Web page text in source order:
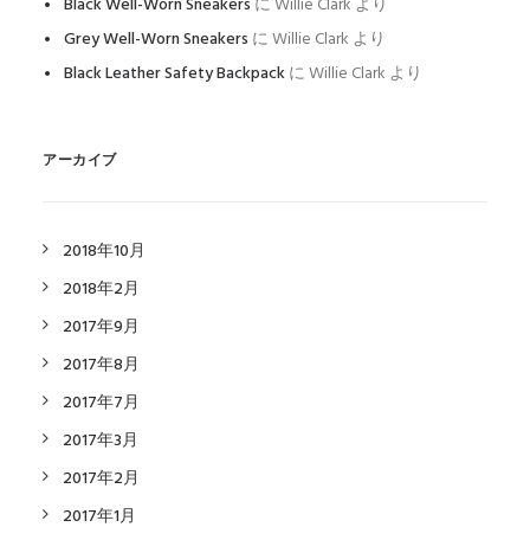
Grey Well-Worn Sneakers にWillie Clark より
Black Leather Safety BackpackにWillie Clark より
アーカイブ
2018年10月
2018年2月
2017年9月
2017年8月
2017年7月
2017年3月
2017年2月
2017年1月